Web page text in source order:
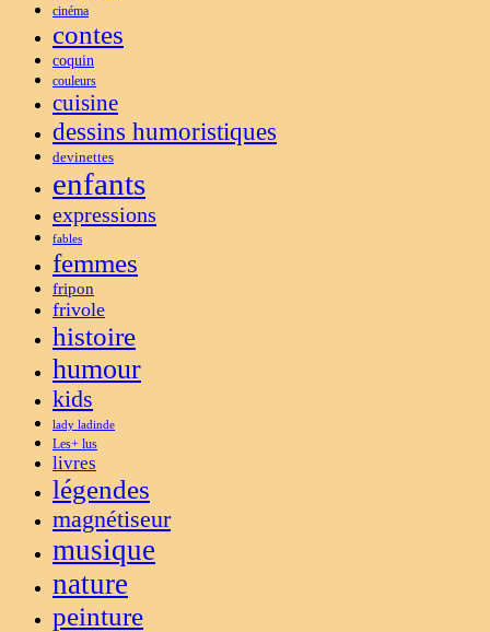
cinéma
contes
coquin
couleurs
cuisine
dessins humoristiques
devinettes
enfants
expressions
fables
femmes
fripon
frivole
histoire
humour
kids
lady ladinde
Les+ lus
livres
légendes
magnétiseur
musique
nature
peinture